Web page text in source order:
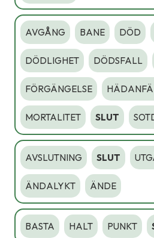
AVGÅNG BANE DÖD
DÖDLIGHET DÖDSFALL
FÖRGÄNGELSE
MORTALITET SLUT
AVSLUTNING SLUT
ÄNDALYKT ÄNDE
BASTA HALT PUNKT